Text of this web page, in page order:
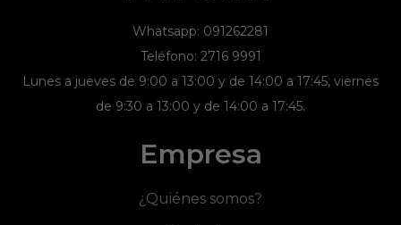
Whatsapp: 091262281
Teléfono: 2716 9991
Lunes a jueves de 9:00 a 13:00 y de 14:00 a 17:45, viernes
de 9:30 a 13:00 y de 14:00 a 17:45.
Empresa
¿Quiénes somos?